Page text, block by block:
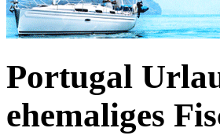
Portugal
ehemaliges